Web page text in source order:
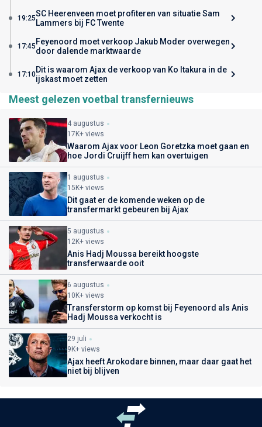
19:25SC Heerenveen moet profiteren van situatie Sam
Lammers bij FC Twente
17:45 Feyenoord moet verkoop Jakub Moder overwegen
door dalende marktwaarde
17:10Dit is waarom Ajax de verkoop van Ko Itakura in de
ijskast moet zetten
Meest gelezen voetbal transfernieuws
4 augustus
17K+ views
Waarom Ajax voor Leon Goretzka moet gaan en
hoe Jordi Cruijff hem kan overtuigen
1 augustus
15K+ views
Dit gaat er de komende weken op de
transfermarkt gebeuren bij Ajax
5 augustus
12K+ views
Anis Hadj Moussa bereikt hoogste
transferwaarde ooit
6 augustus
10K+ views
Transferstorm op komst bij Feyenoord als Anis
Hadj Moussa verkocht is
29 juli
9K+ views
Ajax heeft Arokodare binnen, maar daar gaat het
niet bij blijven